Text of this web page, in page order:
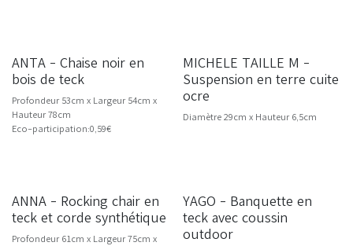
ANTA - Chaise noir en
bois de teck
Profondeur 53cm x Largeur 54cm x
Hauteur 78cm
Eco-participation:0,59€
MICHELE TAILLE M -
Suspension en terre cuite
ocre
Diamètre 29cm x Hauteur 6,5cm
ANNA - Rocking chair en
teck et corde synthétique
Profondeur 61cm x Largeur 75cm x
YAGO - Banquette en
teck avec coussin
outdoor